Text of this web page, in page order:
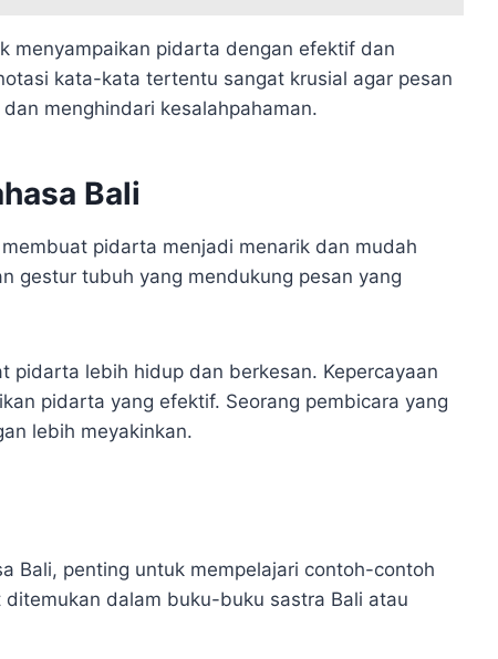
menyampaikan pidarta dengan efektif dan
kata-kata tertentu sangat krusial agar pesan
menghindari kesalahpahaman.
Bali
pidarta menjadi menarik dan mudah
gestur tubuh yang mendukung pesan yang
pidarta lebih hidup dan berkesan. Kepercayaan
pidarta yang efektif. Seorang pembicara yang
lebih meyakinkan.
Bali, penting untuk mempelajari contoh-contoh
dalam buku-buku sastra Bali atau